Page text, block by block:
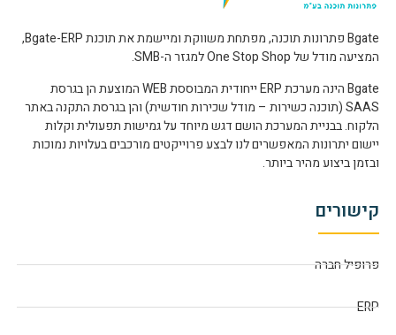
Bgate פתרונות תוכנה, מפתחת משווקת ומיישמת את תוכנת Bgate-ERP,
המציעה מודל של One Stop Shop למגזר ה-SMB.
Bgate הינה מערכת ERP ייחודית המבוססת WEB המוצעת הן בגרסת
SAAS (תוכנה כשירות – מודל שכירות חודשית) והן בגרסת התקנה באתר
הלקוח. בבניית המערכת הושם דגש מיוחד על גמישות תפעולית וקלות
יישום יתרונות המאפשרים לנו לבצע פרוייקטים מורכבים בעלויות נמוכות
ובזמן ביצוע מהיר ביותר.
קישורים
פרופיל חברה
ERP